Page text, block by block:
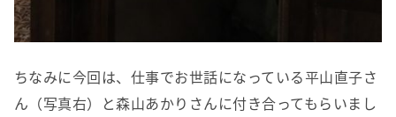
ちなみに今回は、仕事でお世話になっている平山直子さ
ん（写真右）と森山あかりさんに付き合ってもらいまし